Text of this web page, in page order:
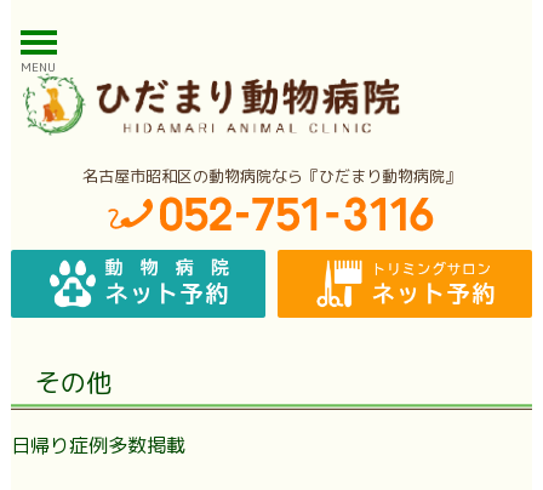
MENU
名古屋市昭和区の動物病院なら『ひだまり動物病院』
その他
日帰り症例多数掲載